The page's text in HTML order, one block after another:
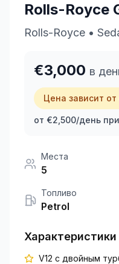
Rolls-Royce
Rolls-Royce •
€3,000 в
Цена зависит от
от €2,500/день
Места
5
Топливо
Petrol
Характеристики
V12 с двойным